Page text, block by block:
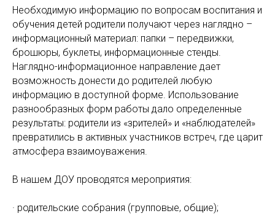
Необходимую информацию по вопросам воспитания и
обучения детей родители получают через наглядно –
информационный материал: папки – передвижки,
брошюры, буклеты, информационные стенды.
Наглядно-информационное направление дает
возможность донести до родителей любую
информацию в доступной форме. Использование
разнообразных форм работы дало определенные
результаты: родители из «зрителей» и «наблюдателей»
превратились в активных участников встреч, где царит
атмосфера взаимоуважения.
В нашем ДОУ проводятся мероприятия:
· родительские собрания (групповые, общие);